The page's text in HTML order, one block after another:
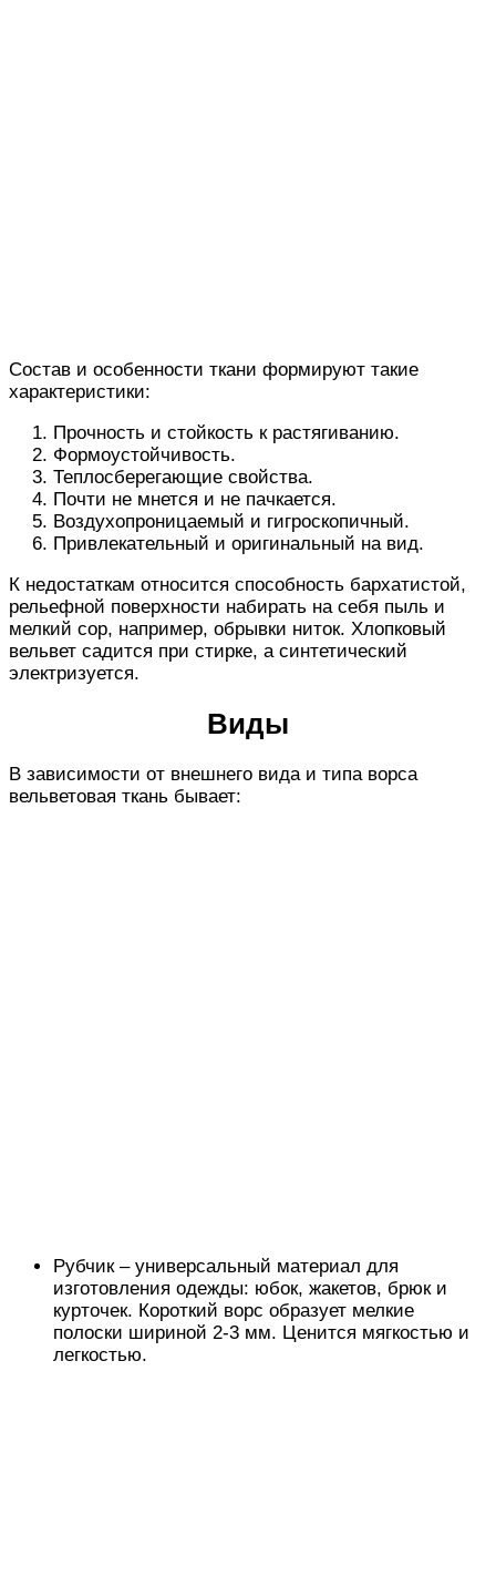
Состав и особенности ткани формируют такие
характеристики:
Прочность и стойкость к растягиванию.
Формоустойчивость.
Теплосберегающие свойства.
Почти не мнется и не пачкается.
Воздухопроницаемый и гигроскопичный.
Привлекательный и оригинальный на вид.
К недостаткам относится способность бархатистой,
рельефной поверхности набирать на себя пыль и
мелкий сор, например, обрывки ниток. Хлопковый
вельвет садится при стирке, а синтетический
электризуется.
Виды
В зависимости от внешнего вида и типа ворса
вельветовая ткань бывает:
Рубчик – универсальный материал для
изготовления одежды: юбок, жакетов, брюк и
курточек. Короткий ворс образует мелкие
полоски шириной 2-3 мм. Ценится мягкостью и
легкостью.